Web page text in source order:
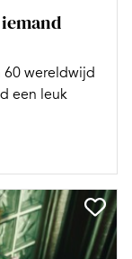
60 wereldwijd
een leuk